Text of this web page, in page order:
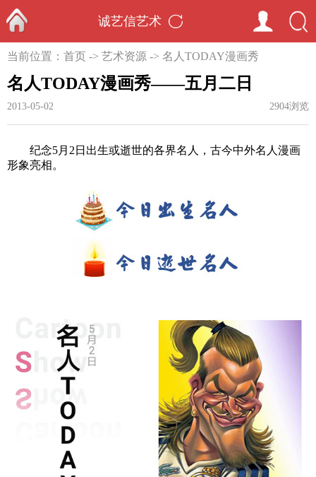
首页
诚艺信艺术
当前位置： 首页 -> 艺术资源 -> 名人TODAY漫画秀
名人TODAY漫画秀——五月二日
2013-05-02 2904浏览
纪念5月2日出生或逝世的各界名人，古今中外名人漫画
形象亮相。